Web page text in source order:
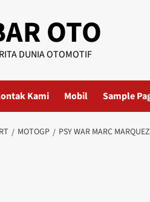
OTO
DUNIA OTOMOTIF
Kami Mobil Sample
MOTOGP PSY WAR MARC